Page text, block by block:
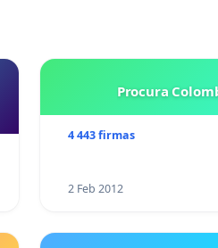
Procura
4 443 firmas
2 Feb 2012